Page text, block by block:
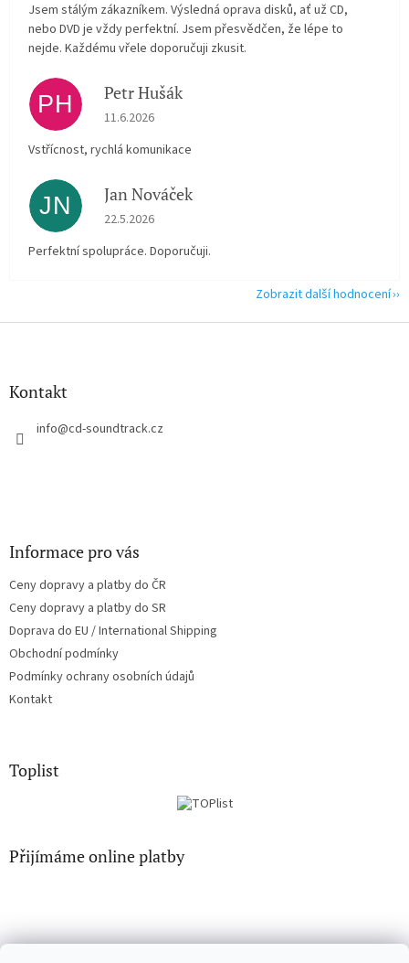
Jsem stálým zákazníkem. Výsledná oprava disků, ať už CD,
nebo DVD je vždy perfektní. Jsem přesvědčen, že lépe to
nejde. Každému vřele doporučuji zkusit.
PH Petr Hušák
Hodnocení obchodu je 5 z 5 hvězdiček.
11.6.2026
Vstřícnost, rychlá komunikace
JN Jan Nováček
Hodnocení obchodu je 5 z 5 hvězdiček.
22.5.2026
Perfektní spolupráce. Doporučuji.
Zobrazit další hodnocení
Z
Kontakt
info@cd-soundtrack.cz
Informace pro vás
Ceny dopravy a platby do ČR
Ceny dopravy a platby do SR
Doprava do EU / International Shipping
Obchodní podmínky
Podmínky ochrany osobních údajů
Kontakt
Toplist
Přijímáme online platby